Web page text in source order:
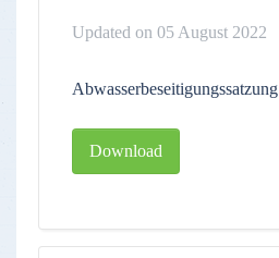
Updated on 05 August 2022
Abwasserbeseitigungssatzung
Download